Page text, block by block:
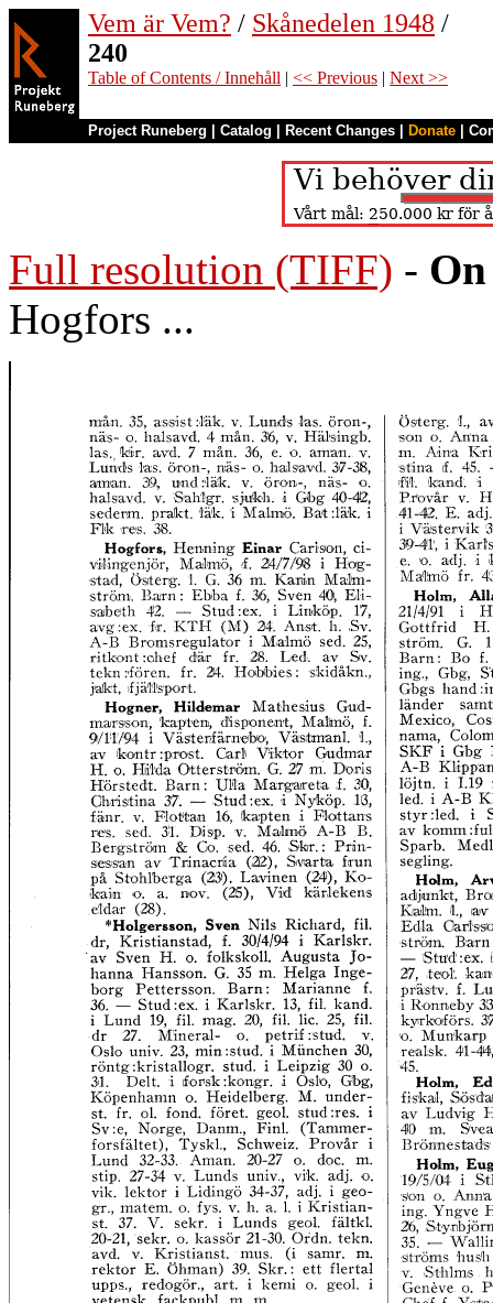
Vem är Vem? / Skånedelen 1948 /
240
Table of Contents / Innehåll | << Previous | Next >>
Project Runeberg Catalog Recent Changes Donate
Full resolution (TIFF) -
Hogfors ...